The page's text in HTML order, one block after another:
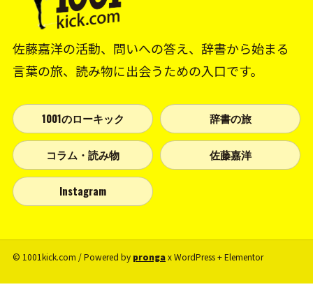
佐藤嘉洋の活動、問いへの答え、辞書から始まる
言葉の旅、読み物に出会うための入口です。
1001のローキック 辞書の旅
コラム・読み物 佐藤嘉洋
Instagram
© 1001kick.com / Powered by prongax WordPress + Elementor